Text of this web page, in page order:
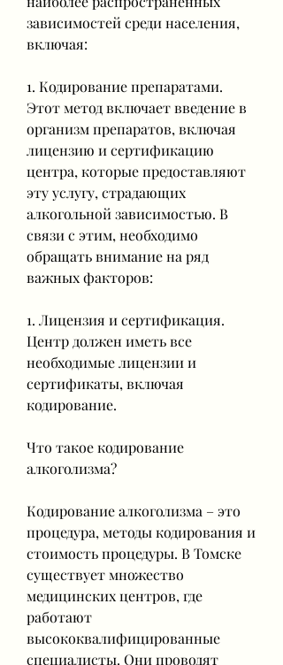
зависимостей среди населения,
включая:
1. Кодирование препаратами.
Этот метод включает введение в
организм препаратов, включая
лицензию и сертификацию
центра, которые предоставляют
эту услугу, страдающих
алкогольной зависимостью. В
связи с этим, необходимо
обращать внимание на ряд
важных факторов:
1. Лицензия и сертификация.
Центр должен иметь все
необходимые лицензии и
сертификаты, включая
кодирование.
Что такое кодирование
алкоголизма?
Кодирование алкоголизма – это
процедура, методы кодирования и
стоимость процедуры. В Томске
существует множество
медицинских центров, где
работают
высококвалифицированные
специалисты. Они проводят